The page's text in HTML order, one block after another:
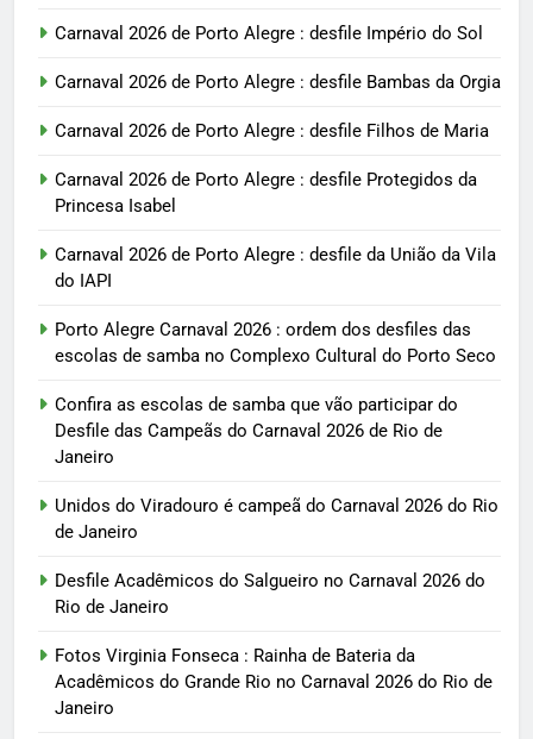
Carnaval 2026 de Porto Alegre : desfile Império do Sol
Carnaval 2026 de Porto Alegre : desfile Bambas da Orgia
Carnaval 2026 de Porto Alegre : desfile Filhos de Maria
Carnaval 2026 de Porto Alegre : desfile Protegidos da
Princesa Isabel
Carnaval 2026 de Porto Alegre : desfile da União da Vila
do IAPI
Porto Alegre Carnaval 2026 : ordem dos desfiles das
escolas de samba no Complexo Cultural do Porto Seco
Confira as escolas de samba que vão participar do
Desfile das Campeãs do Carnaval 2026 de Rio de
Janeiro
Unidos do Viradouro é campeã do Carnaval 2026 do Rio
de Janeiro
Desfile Acadêmicos do Salgueiro no Carnaval 2026 do
Rio de Janeiro
Fotos Virginia Fonseca : Rainha de Bateria da
Acadêmicos do Grande Rio no Carnaval 2026 do Rio de
Janeiro